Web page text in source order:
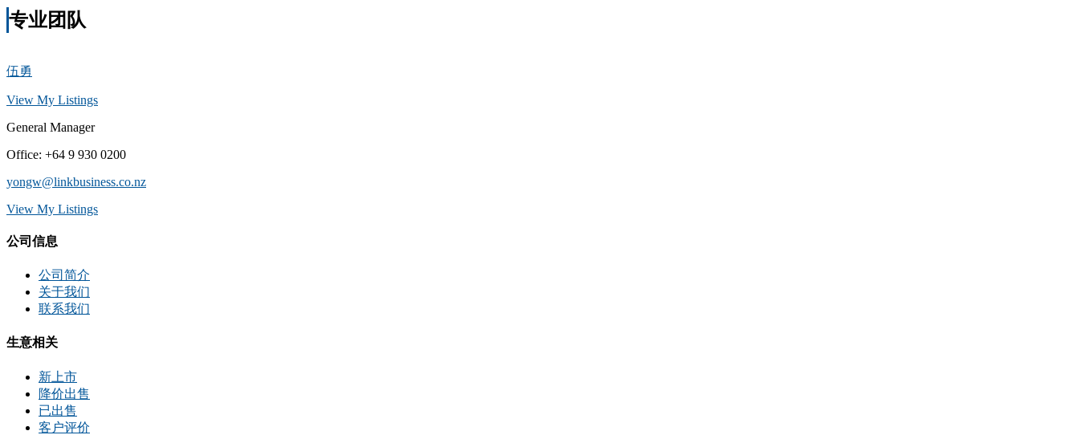
专业团队
伍勇
View My Listings
General Manager
Office: +64 9 930 0200
yongw@linkbusiness.co.nz
View My Listings
公司信息
公司简介
关于我们
联系我们
生意相关
新上市
降价出售
已出售
客户评价